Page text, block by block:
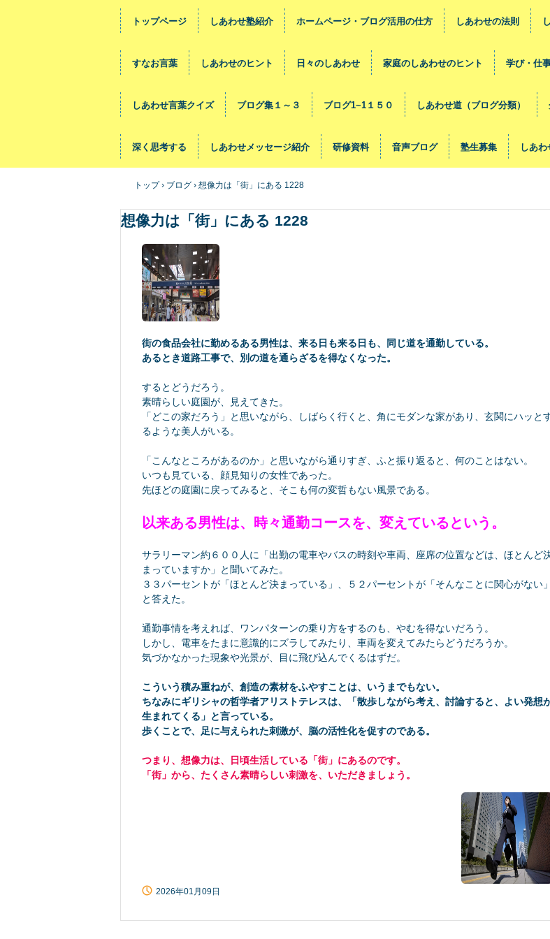
トップページ しあわせ塾紹介 ホームページ・ブログ活用の仕方 しあわせの法則
すなお言葉 しあわせのヒント 日々のしあわせ 家庭のしあわせのヒント 学び・仕
しあわせ言葉クイズ ブログ集１～３ ブログ1~1１５０ しあわせ道（ブログ分類）
深く思考する しあわせメッセージ紹介 研修資料 音声ブログ 塾生募集 しあ
トップ › ブログ › 想像力は「街」にある 1228
想像力は「街」にある 1228
街の食品会社に勤めるある男性は、来る日も来る日も、同じ道を通勤している。
あるとき道路工事で、別の道を通らざるを得なくなった。
するとどうだろう。
素晴らしい庭園が、見えてきた。
「どこの家だろう」と思いながら、しばらく行くと、角にモダンな家があり、玄関にハッと
るような美人がいる。
「こんなところがあるのか」と思いながら通りすぎ、ふと振り返ると、何のことはない。
いつも見ている、顔見知りの女性であった。
先ほどの庭園に戻ってみると、そこも何の変哲もない風景である。
以来ある男性は、時々通勤コースを、変えているという。
サラリーマン約６００人に「出勤の電車やバスの時刻や車両、座席の位置などは、ほとんど
まっていますか」と聞いてみた。
３３パーセントが「ほとんど決まっている」、５２パーセントが「そんなことに関心がない」
と答えた。
通勤事情を考えれば、ワンパターンの乗り方をするのも、やむを得ないだろう。
しかし、電車をたまに意識的にズラしてみたり、車両を変えてみたらどうだろうか。
気づかなかった現象や光景が、目に飛び込んでくるはずだ。
こういう積み重ねが、創造の素材をふやすことは、いうまでもない。
ちなみにギリシャの哲学者アリストテレスは、「散歩しながら考え、討論すると、よい発想
生まれてくる」と言っている。
歩くことで、足に与えられた刺激が、脳の活性化を促すのである。
つまり、想像力は、日頃生活している「街」にあるのです。
「街」から、たくさん素晴らしい刺激を、いただきましょう。
2026年01月09日